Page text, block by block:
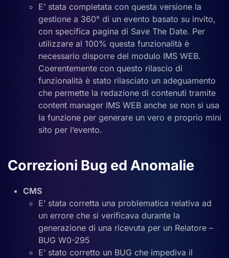
E’ stata completata con questa versione la
gestione a 360° di un evento basato su invito,
con specifica pagina di Save The Date. Per
utilizzare al 100% questa funzionalità è
necessario disporre del modulo IMS WEB.
Coerentemente con questo rilascio di
funzionalità è stato rilasciato un adeguamento
che permette la redazione di contenuti tramite
content manager IMS WEB anche se non si usa
la funzione per generare un vero e proprio mini
sito per l’evento.
Correzioni Bug ed Anomalie
CMS
E’ stata corretta una problematica relativa ad
un errore che si verificava durante la
generazione di una ricevuta per un Relatore –
BUG W0-295
E’ stato corretto un BUG che impediva il